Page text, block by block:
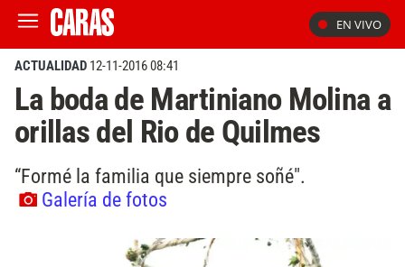
EN VIVO
ACTUALIDAD 12-11-2016 08:41
La boda de Martiniano Molina a
orillas del Rio de Quilmes
“Formé la familia que siempre soñé".
Galería de fotos